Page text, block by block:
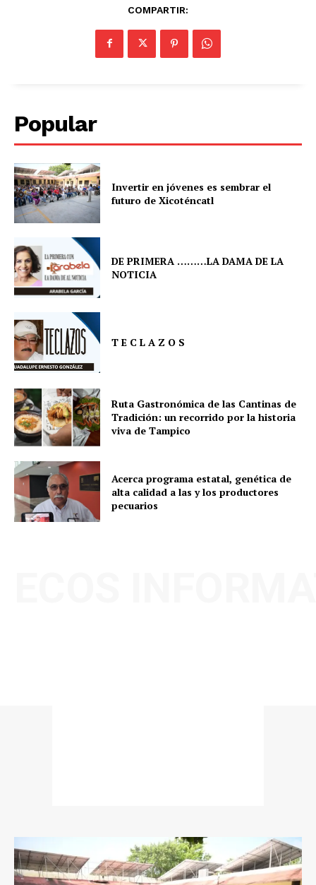
COMPARTIR:
Popular
Invertir en jóvenes es sembrar el
futuro de Xicoténcatl
DE PRIMERA ………LA DAMA DE LA
NOTICIA
T E C L A Z O S
Ruta Gastronómica de las Cantinas de
Tradición: un recorrido por la historia
viva de Tampico
Acerca programa estatal, genética de
alta calidad a las y los productores
pecuarios